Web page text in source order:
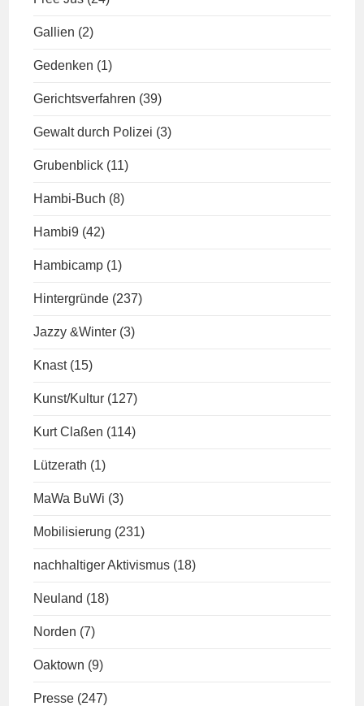
Gallien (2)
Gedenken (1)
Gerichtsverfahren (39)
Gewalt durch Polizei (3)
Grubenblick (11)
Hambi-Buch (8)
Hambi9 (42)
Hambicamp (1)
Hintergründe (237)
Jazzy &Winter (3)
Knast (15)
Kunst/Kultur (127)
Kurt Claßen (114)
Lützerath (1)
MaWa BuWi (3)
Mobilisierung (231)
nachhaltiger Aktivismus (18)
Neuland (18)
Norden (7)
Oaktown (9)
Presse (247)